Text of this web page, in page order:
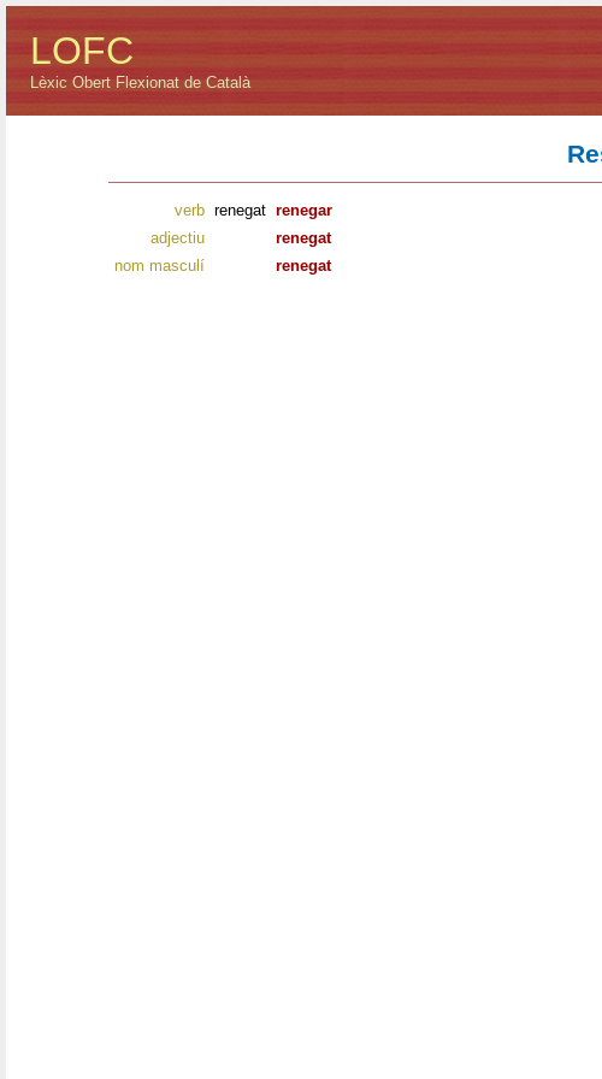
LOFC
Lèxic Obert Flexionat de Català
verb renegat renegar
adjectiu
renegat
nom masculí
renegat